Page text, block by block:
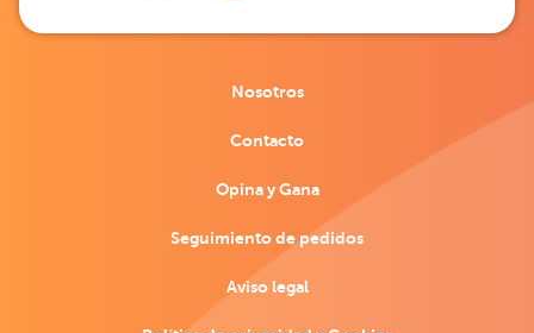
Nosotros
Contacto
Opina y Gana
Seguimiento de pedidos
Aviso legal